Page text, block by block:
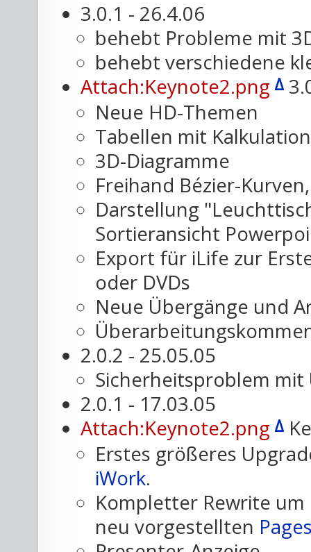
3.0.1 - 26.4.06
behebt Probleme mit
behebt verschiedene
Attach:Keynote2.png Δ
Neue HD-Themen
Tabellen mit
3D-Diagramme
Freihand Bézier-
Darstellung
Sortieransicht
Export für iLife zur
oder DVDs
Neue Übergänge und
2.0.2 - 25.05.05
Sicherheitsproblem mit
2.0.1 - 17.03.05
Attach:Keynote2.png Δ
Erstes größeres
iWork.
Kompletter Rewrite
neu vorgestellten